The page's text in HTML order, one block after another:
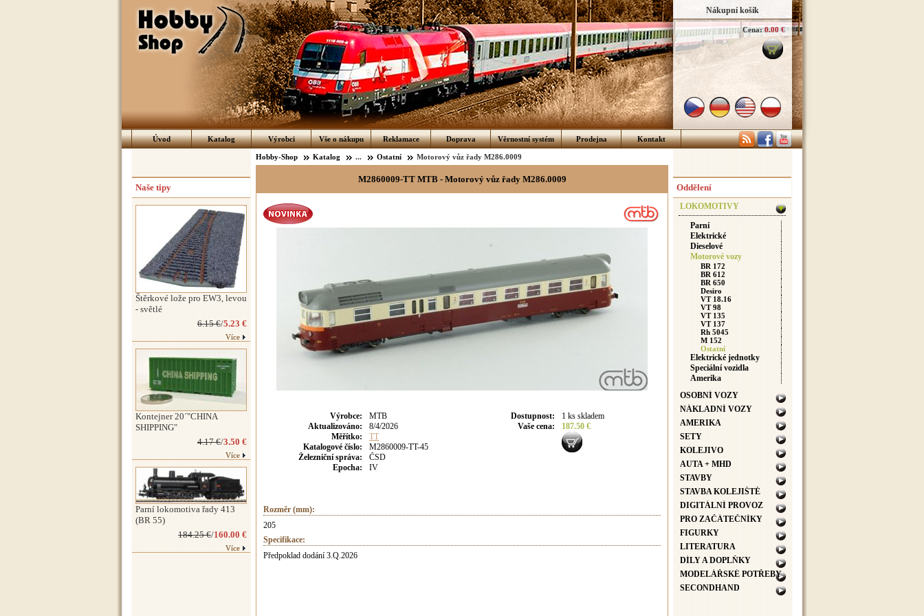
Nákupní košík
Cena: 0.00 €
Úvod Katalog Výrobci Vše o nákupu Reklamace Doprava Věrnostní systém Prodejna Kontakt
Hobby-Shop Katalog ... Ostatní Motorový vůz řady M286.0009
M2860009-TT MTB - Motorový vůz řady M286.0009
Výrobce:
MTB
Aktualizováno:
8/4/2026
Měřítko:
TT
Katalogové číslo:
M2860009-TT-45
Železniční správa:
ČSD
Epocha:
IV
Dostupnost:
1 ks skladem
Vaše cena: 187.50 €
Rozměr (mm):
205
Specifikace:
Předpoklad dodání 3.Q.2026
Naše tipy
Štěrkové lože pro EW3, levou
- světlé
6.15 €/5.23 €
Více
Kontejner 20´"CHINA
SHIPPING"
4.17 €/3.50 €
Více
Parní lokomotiva řady 413
(BR 55)
184.25 €/160.00 €
Více
Oddělení
LOKOMOTIVY
Parní
Elektrické
Dieselové
Motorové vozy
BR 172
BR 612
BR 650
Desiro
VT 18.16
VT 98
VT 135
VT 137
Rh 5045
M 152
Ostatní
Elektrické jednotky
Speciální vozidla
Amerika
OSOBNÍ VOZY
NÁKLADNÍ VOZY
AMERIKA
SETY
KOLEJIVO
AUTA + MHD
STAVBY
STAVBA KOLEJIŠTĚ
DIGITÁLNÍ PROVOZ
PRO ZAČÁTEČNÍKY
FIGURKY
LITERATURA
DÍLY A DOPLŇKY
MODELÁŘSKÉ POTŘEBY
SECONDHAND